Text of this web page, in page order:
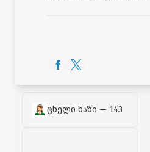
ცხელი ხაზი — 143